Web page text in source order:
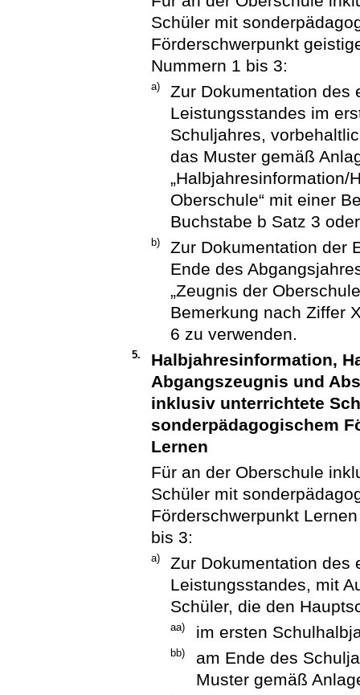
Schüler mit
Förderschwerpunkt
Nummern 1 bis 3:
a)
Zur Dokumentation des
Leistungsstandes im
Schuljahres,
das Muster gemäß
„Halbjahresinformation/
Oberschule“ mit einer
Buchstabe b Satz 3
b)
Zur Dokumentation der
Ende des
„Zeugnis der
Bemerkung nach Ziffer
6 zu verwenden.
5.
Halbjahresinformation,
Abgangszeugnis und
inklusiv unterrichtete
sonderpädagogischem
Lernen
Für an der Oberschule
Schüler mit
Förderschwerpunkt
bis 3:
a)
Zur Dokumentation des
Leistungsstandes, mit
Schüler, die den
aa) im ersten
bb)
am Ende des
Muster gemäß